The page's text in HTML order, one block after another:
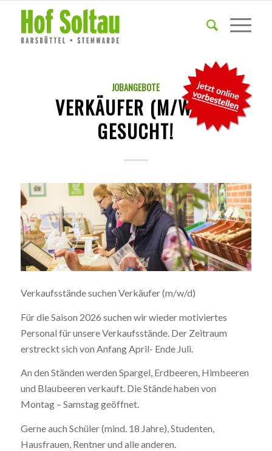
JOBANGEBOTE
VERKÄUFER (M/W/D)
GESUCHT!
Verkaufsstände suchen Verkäufer (m/w/d)
Für die Saison 2026 suchen wir wieder motiviertes
Personal für unsere Verkaufsstände. Der Zeitraum
erstreckt sich von Anfang April- Ende Juli.
An den Ständen werden Spargel, Erdbeeren, Himbeeren
und Blaubeeren verkauft. Die Stände haben von
Montag – Samstag geöffnet.
Gerne auch Schüler (mind. 18 Jahre), Studenten,
Hausfrauen, Rentner und alle anderen.